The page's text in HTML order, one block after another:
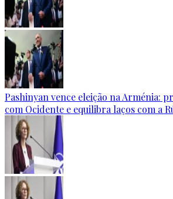
Pashinyan vence eleição na Arménia:
com Ocidente e equilibra laços com a